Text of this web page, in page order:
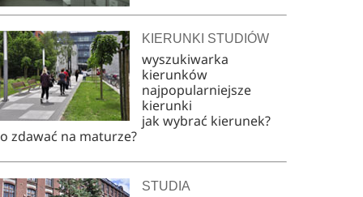
KIERUNKI STUDIÓW
wyszukiwarka
kierunków
najpopularniejsze
kierunki
jak wybrać kierunek?
zdawać na maturze?
STUDIA